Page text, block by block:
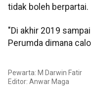
tidak boleh berpartai.
"Di akhir 2019
Perumda dimana
Pewarta: M Darwin Fatir
Editor: Anwar Maga